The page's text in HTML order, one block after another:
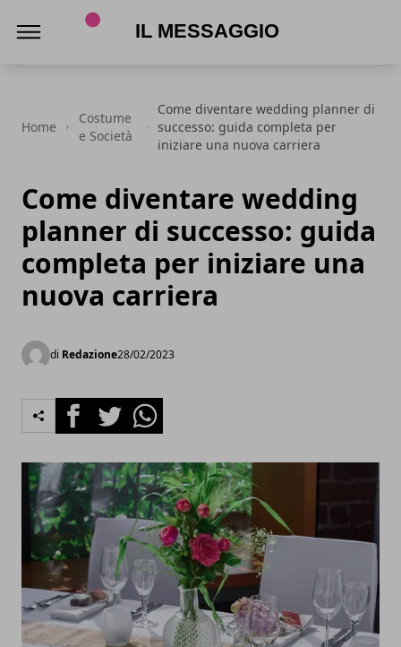
Home
Costume
e Società
Come diventare wedding planner di
successo: guida completa per
iniziare una nuova carriera
Come diventare wedding
planner di successo: guida
completa per iniziare una
nuova carriera
di Redazione28/02/2023
FacebookTwitterWhatsapp